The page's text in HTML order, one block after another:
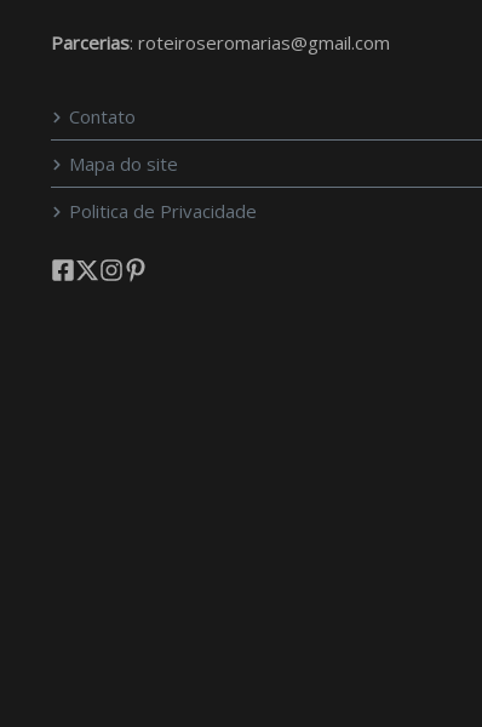
Parcerias: roteiroseromarias@gmail.com
Contato
Mapa do site
Politica de Privacidade